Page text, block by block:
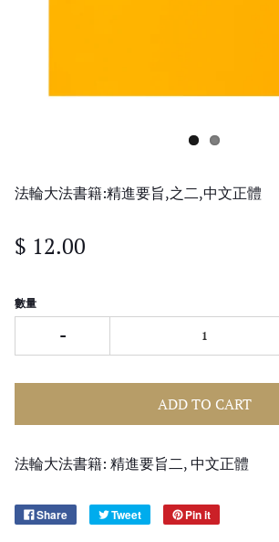
法輪大法書籍:精進要旨,之二,中文正體
$ 12.00
數量
-
ADD TO CART
法輪大法書籍: 精進要旨二, 中文正體
Share Tweet Pin it